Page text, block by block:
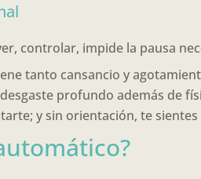
controlar, impide la pausa
tanto cansancio y
profundo además de
y sin orientación, te